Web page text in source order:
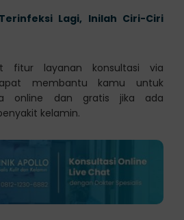
Lagi, Inilah Ciri-Ciri
fitur layanan konsultasi via
membantu kamu untuk
online dan gratis jika ada
kelamin.